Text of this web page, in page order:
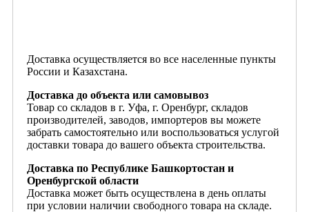
Доставка осуществляется во все населенные пункты
России и Казахстана.
Доставка до объекта или самовывоз
Товар со складов в г. Уфа, г. Оренбург, складов
производителей, заводов, импортеров вы можете
забрать самостоятельно или воспользоваться услугой
доставки товара до вашего объекта строительства.
Доставка по Республике Башкортостан и
Оренбургской области
Доставка может быть осуществлена в день оплаты
при условии наличии свободного товара на складе.